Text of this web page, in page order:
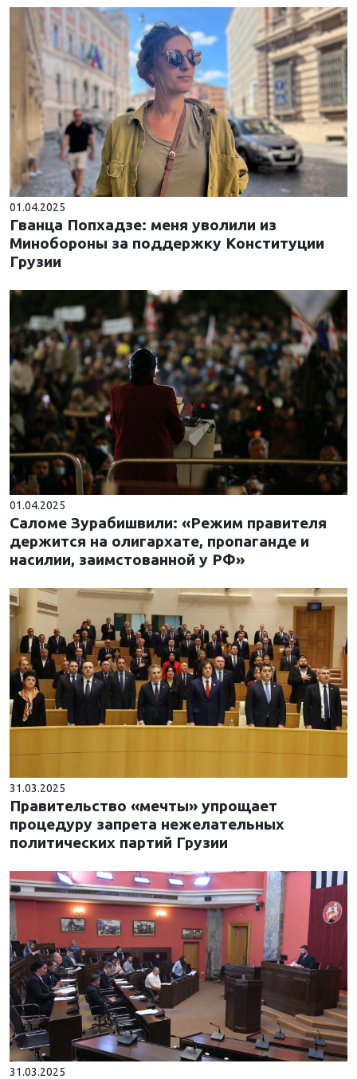
01.04.2025
Гванца Попхадзе: меня уволили из
Минобороны за поддержку Конституции
Грузии
01.04.2025
Саломе Зурабишвили: «Режим правителя
держится на олигархате, пропаганде и
насилии, заимстованной у РФ»
31.03.2025
Правительство «мечты» упрощает
процедуру запрета нежелательных
политических партий Грузии
31.03.2025